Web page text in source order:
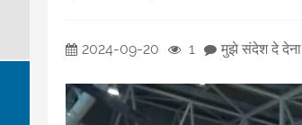
2024-09-20 1 मुझे संदेश दे देना